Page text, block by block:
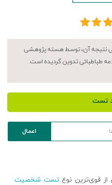
نتیجه آن، توسط هسته پژوهشی
طباطبائی تدوین گردیده است.
تست
تست شخصیت